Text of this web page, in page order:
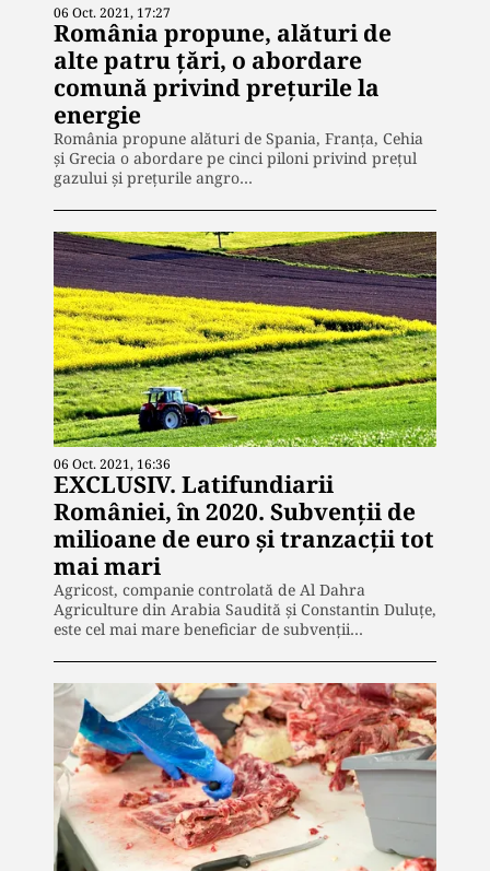
06 Oct. 2021, 17:27
România propune, alături de
alte patru țări, o abordare
comună privind preţurile la
energie
România propune alături de Spania, Franţa, Cehia
și Grecia o abordare pe cinci piloni privind preţul
gazului şi preţurile angro…
06 Oct. 2021, 16:36
EXCLUSIV. Latifundiarii
României, în 2020. Subvenții de
milioane de euro și tranzacții tot
mai mari
Agricost, companie controlată de Al Dahra
Agriculture din Arabia Saudită și Constantin Duluțe,
este cel mai mare beneficiar de subvenții…